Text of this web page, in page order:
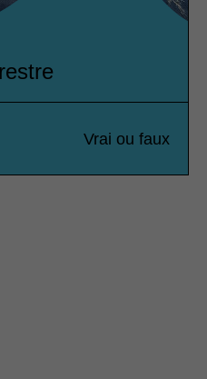
Vrai ou faux